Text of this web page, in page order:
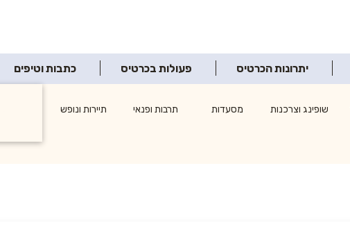
יתרונות הכרטיס פעולות בכרטיס כתבות וטיפים
שופינג וצרכנות מסעדות תרבות ופנאי תיירות ונופש